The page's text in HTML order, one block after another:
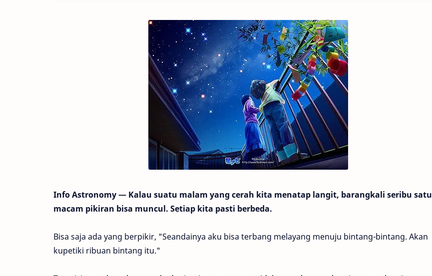
Info Astronomy — Kalau suatu malam yang cerah kita menatap langit, barangkali seribu satu
macam pikiran bisa muncul. Setiap kita pasti berbeda.
Bisa saja ada yang berpikir, "Seandainya aku bisa terbang melayang menuju bintang-bintang. Akan
kupetiki ribuan bintang itu."